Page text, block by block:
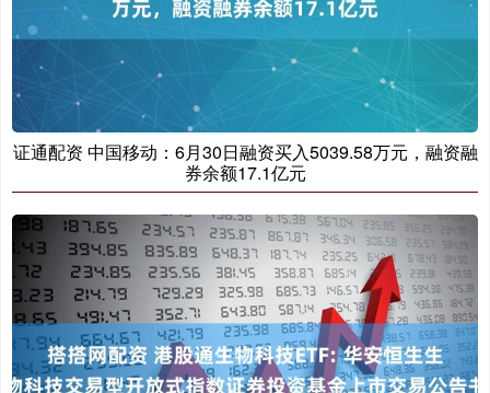
证通配资 中国移动：6月30日融资买入5039.58万元，融资融
券余额17.1亿元